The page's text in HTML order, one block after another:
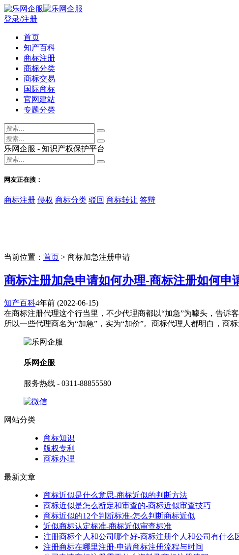
登录/注册
首页
知产百科
商标注册
商标分类
商标交易
国际商标
官网建站
专题分类
乐网企服 - 知识产权保护平台
网友正在搜：
商标注册 侵权 商标分类 驳回 商标转让 答辩
当前位置： 首页 > 商标加急注册申请
商标注册加急申请如何办理-商标注册如何申
知产百科4年前 (2022-06-15)
在商标注册代理这个行当里，不少代理商都以“加急”为噱头，告诉
所以一些代理商名为“加急”，实为“加价”。商标代理人都明白，商
乐网企服
服务热线 - 0311-88855580
网站分类
商标知识
版权专利
商标办理
最新文章
商标近似是什么意思-商标近似的判断方法
商标近似是怎么断定和审查的-商标近似审查技巧
商标近似的12个判断标准-怎么判断商标近似
近似商标认定标准-商标近似审查标准
注册商标个人和公司哪个好-商标注册个人和公司有什么
注册商标在哪里注册-申请商标注册流程与时间